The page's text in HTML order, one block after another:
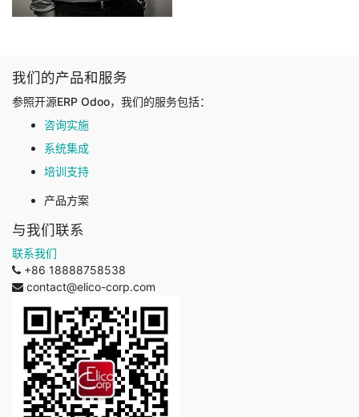
我们的产品和服务
参照开源ERP Odoo，我们的服务包括：
咨询实施
系统集成
培训支持
产品方案
与我们联系
联系我们
+86 18888758538
contact@elico-corp.com